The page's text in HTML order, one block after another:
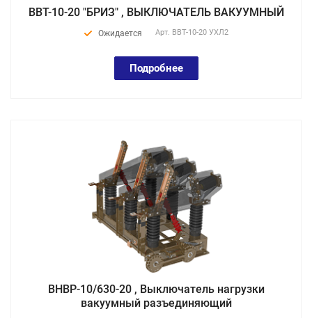
ВВТ-10-20 "БРИЗ" , ВЫКЛЮЧАТЕЛЬ ВАКУУМНЫЙ
Ожидается Арт. ВВТ-10-20 УХЛ2
Подробнее
ВНВР-10/630-20 , Выключатель нагрузки
вакуумный разъединяющий